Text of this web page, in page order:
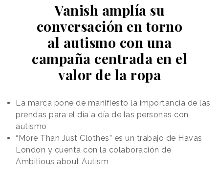
Vanish amplía su
conversación en torno
al autismo con una
campaña centrada en el
valor de la ropa
La marca pone de manifiesto la importancia de las
prendas para el día a día de las personas con
autismo
“More Than Just Clothes” es un trabajo de Havas
London y cuenta con la colaboración de
Ambitious about Autism